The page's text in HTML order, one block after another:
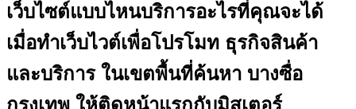
เว็บไซต์แบบไหนบริการอะไรที่คุณจะได้
เมื่อทำเว็บไวต์เพื่อโปรโมท ธุรกิจสินค้า
และบริการ ในเขตพื้นที่ค้นหา บางซื่อ